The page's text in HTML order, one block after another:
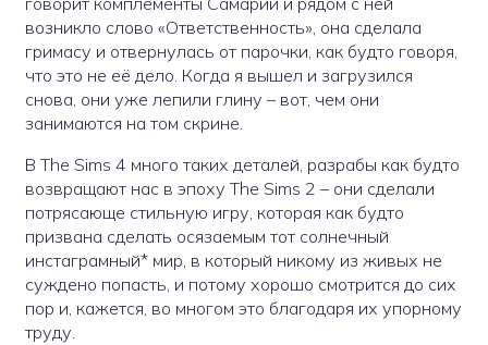
возникло слово «Ответственность», она сделала
гримасу и отвернулась от парочки, как будто говоря,
что это не её дело. Когда я вышел и загрузился
снова, они уже лепили глину – вот, чем они
занимаются на том скрине.
В The Sims 4 много таких деталей, разрабы как будто
возвращают нас в эпоху The Sims 2 – они сделали
потрясающе стильную игру, которая как будто
призвана сделать осязаемым тот солнечный
инстаграмный* мир, в который никому из живых не
суждено попасть, и потому хорошо смотрится до сих
пор и, кажется, во многом это благодаря их упорному
труду.